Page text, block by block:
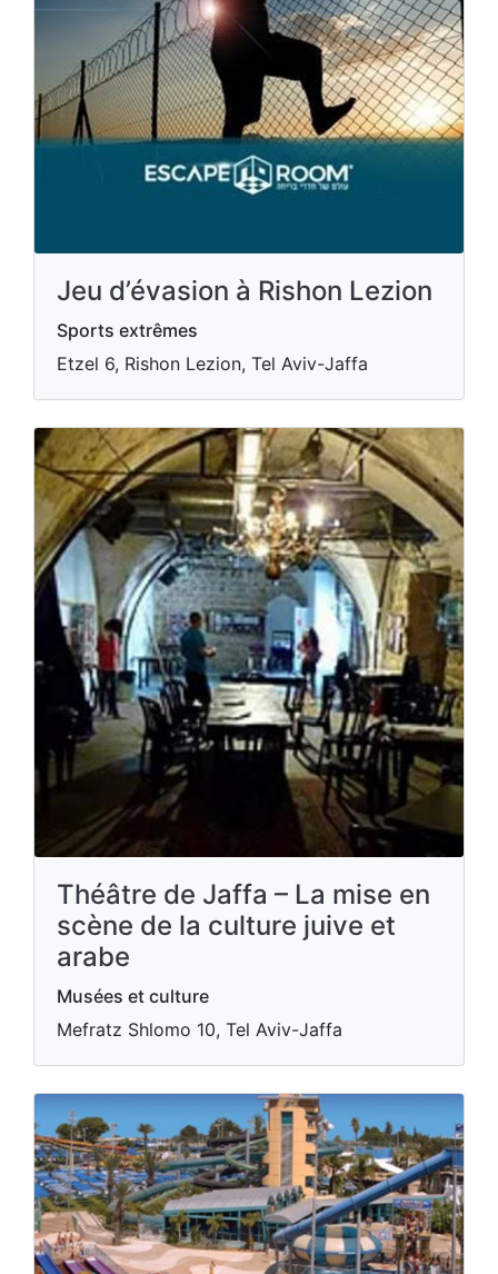
Jeu d’évasion à Rishon Lezion
Sports extrêmes
Etzel 6, Rishon Lezion, Tel Aviv-Jaffa
Théâtre de Jaffa – La mise en
scène de la culture juive et
arabe
Musées et culture
Mefratz Shlomo 10, Tel Aviv-Jaffa